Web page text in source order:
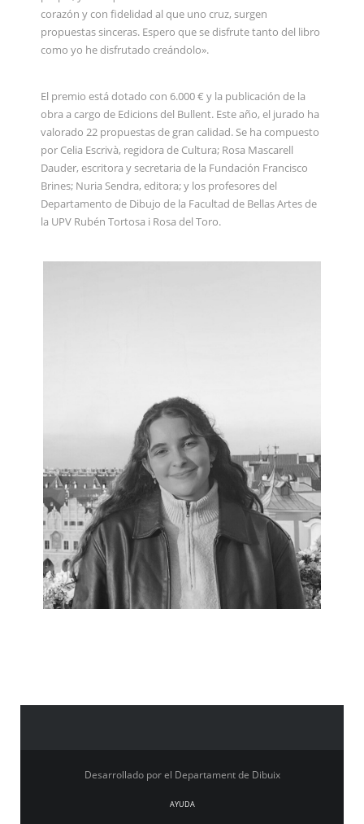
corazón y con fidelidad al que uno cruz, surgen
propuestas sinceras. Espero que se disfrute tanto del libro
como yo he disfrutado creándolo».
El premio está dotado con 6.000 € y la publicación de la
obra a cargo de Edicions del Bullent. Este año, el jurado ha
valorado 22 propuestas de gran calidad. Se ha compuesto
por Celia Escrivà, regidora de Cultura; Rosa Mascarell
Dauder, escritora y secretaria de la Fundación Francisco
Brines; Nuria Sendra, editora; y los profesores del
Departamento de Dibujo de la Facultad de Bellas Artes de
la UPV Rubén Tortosa i Rosa del Toro.
Desarrollado por el Departament de Dibuix
AYUDA